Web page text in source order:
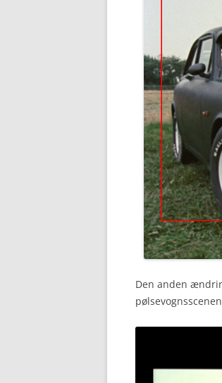
Den anden